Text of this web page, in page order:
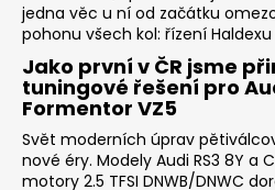
jedna věc u ní od začátku
pohonu všech kol: řízení Haldexu
Jako první v ČR jsme
tuningové řešení pro
Formentor VZ5
Svět moderních úprav
nové éry. Modely Audi RS3 8Y a
motory 2.5 TFSI DNWB/DNWC